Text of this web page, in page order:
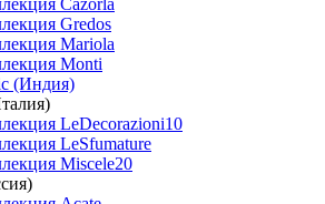
Cazorla
Gredos
Mariola
Monti
(Индия)
LeDecorazioni10
LeSfumature
Miscele20